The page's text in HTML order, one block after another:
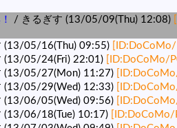
/ きるぎす (13/05/09(Thu) 12:08)
(13/05/16(Thu) 09:55)
(13/05/24(Fri) 22:01) [ID:DoCoMo/
(13/05/27(Mon) 11:27)
(13/05/29(Wed) 12:33)
(13/06/05(Wed) 09:56)
(13/06/18(Tue) 10:17)